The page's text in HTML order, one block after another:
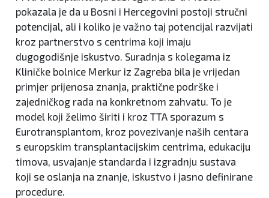
pokazala je da u Bosni i Hercegovini postoji stručni
potencijal, ali i koliko je važno taj potencijal razvijati
kroz partnerstvo s centrima koji imaju
dugogodišnje iskustvo. Suradnja s kolegama iz
Kliničke bolnice Merkur iz Zagreba bila je vrijedan
primjer prijenosa znanja, praktične podrške i
zajedničkog rada na konkretnom zahvatu. To je
model koji želimo širiti i kroz TTA sporazum s
Eurotransplantom, kroz povezivanje naših centara
s europskim transplantacijskim centrima, edukaciju
timova, usvajanje standarda i izgradnju sustava
koji se oslanja na znanje, iskustvo i jasno definirane
procedure.